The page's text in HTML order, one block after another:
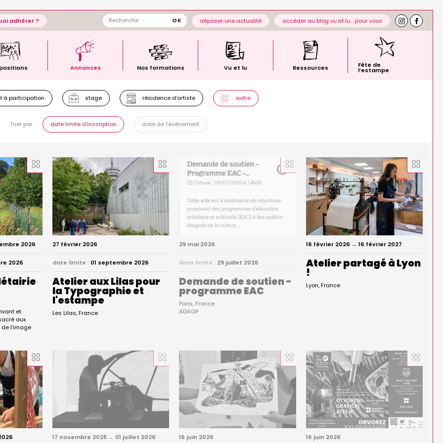
adhérer ? déposer une actualité accéder au blog vu et lu… pour vous
Annonces Nos formations Vu et lu Ressources Fête de
l’estampe
à participation stage résidence d’artiste autre
Trier par date limite d'inscription date de l'événement
2026
2026
et
aux
l’image
27 février 2026
date limite : 01 septembre 2026
Atelier aux Lilas pour
la Typographie et
l'estampe
Les Lilas France
29 mai 2026
date limite : 29 juillet 2026
Demande de soutien -
programme EAC
Paris France
ADAGP
16 février 2026 → 16 février 2027
Atelier partagé à Lyon
!
Lyon France
17 novembre 2025→ 01 juillet 2026 16 juin 2026 16 juin 2026